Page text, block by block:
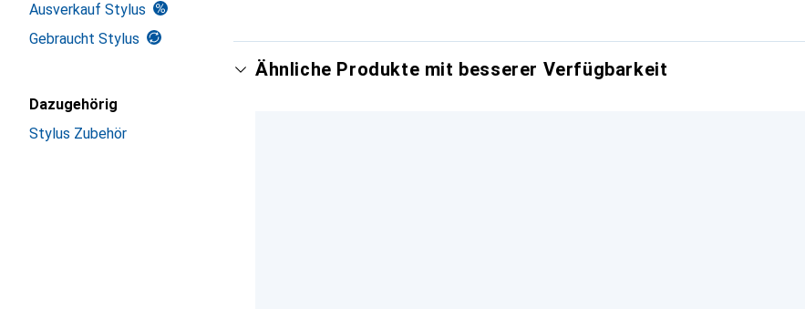
Ausverkauf Stylus
Gebraucht Stylus
Dazugehörig
Stylus Zubehör
Ähnliche Produkte mit besserer Verfügbarkeit